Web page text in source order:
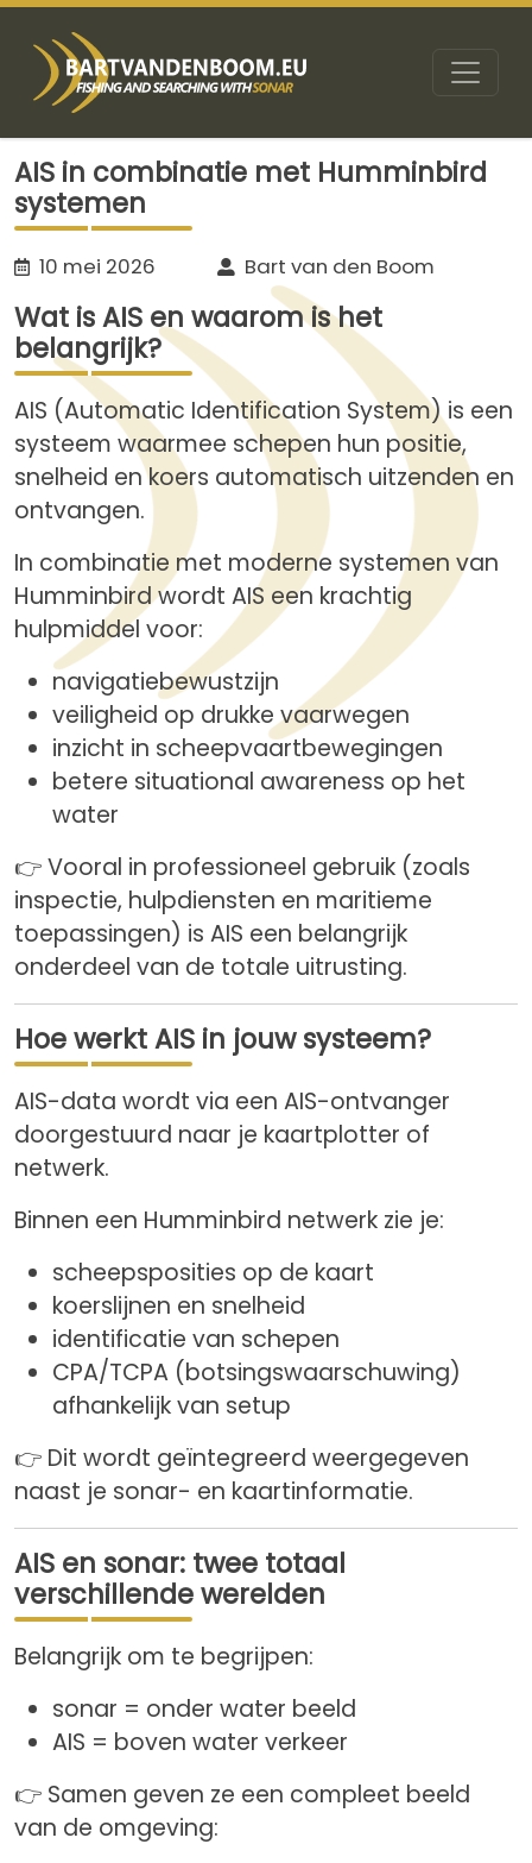
AIS in combinatie met Humminbird
systemen
10 mei 2026 Bart van den Boom
Wat is AIS en waarom is het
belangrijk?
AIS (Automatic Identification System) is een
systeem waarmee schepen hun positie,
snelheid en koers automatisch uitzenden en
ontvangen.
In combinatie met moderne systemen van
Humminbird wordt AIS een krachtig
hulpmiddel voor:
navigatiebewustzijn
veiligheid op drukke vaarwegen
inzicht in scheepvaartbewegingen
betere situational awareness op het
water
👉 Vooral in professioneel gebruik (zoals
inspectie, hulpdiensten en maritieme
toepassingen) is AIS een belangrijk
onderdeel van de totale uitrusting.
Hoe werkt AIS in jouw systeem?
AIS-data wordt via een AIS-ontvanger
doorgestuurd naar je kaartplotter of
netwerk.
Binnen een Humminbird netwerk zie je:
scheepsposities op de kaart
koerslijnen en snelheid
identificatie van schepen
CPA/TCPA (botsingswaarschuwing)
afhankelijk van setup
👉 Dit wordt geïntegreerd weergegeven
naast je sonar- en kaartinformatie.
AIS en sonar: twee totaal
verschillende werelden
Belangrijk om te begrijpen:
sonar = onder water beeld
AIS = boven water verkeer
👉 Samen geven ze een compleet beeld
van de omgeving: